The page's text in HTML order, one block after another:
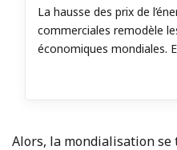
La hausse des prix de
commerciales remodèle
économiques mondiales.
Alors, la mondialisation